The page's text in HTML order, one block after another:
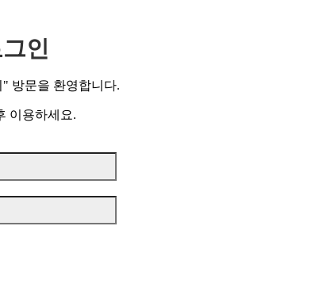
인
방문을 환영합니다.
이용하세요.